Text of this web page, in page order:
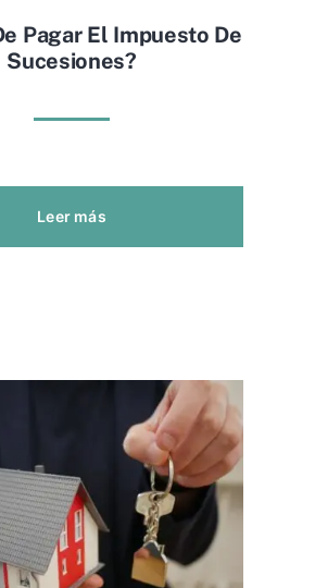
Pagar El Impuesto De
Sucesiones?
Leer más